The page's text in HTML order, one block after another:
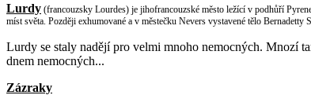
Lurdy (francouzsky Lourdes) je jihofrancouzské město ležící v podhůří
míst světa. Později exhumované a v městečku Nevers vystavené tělo Bernadetty
Lurdy se staly nadějí pro velmi mnoho nemocných. Mnozí
dnem nemocných...
Zázraky